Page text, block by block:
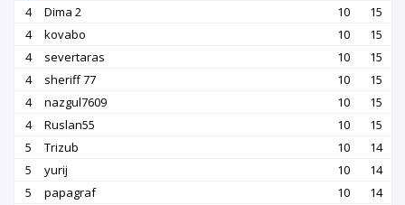
4
Dima 2 10
15
4
kovabo 10
15
4
severtaras 10
15
4
sheriff 77 10
15
4
nazgul7609 10
15
4
Ruslan55 10
15
5
Trizub 10
14
5
yurij 10
14
5
papagraf 10
14